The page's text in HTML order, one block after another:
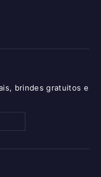
brindes gratuitos e